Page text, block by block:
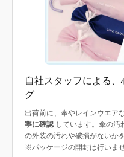
自社スタッフによる
グ
出荷前に、傘やレインウエア
寧に確認しています。傘の汚
の外装の汚れや破損がないか
※パッケージの開封は行いませ